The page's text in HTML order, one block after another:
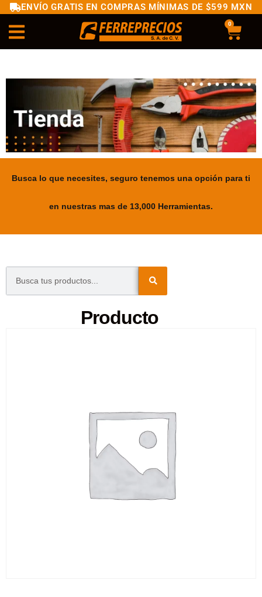
ENVÍO GRATIS EN COMPRAS MÍNIMAS DE $599 MXN
0
Busca lo que necesites, seguro tenemos una opción para ti
en nuestras mas de 13,000 Herramientas.
Producto